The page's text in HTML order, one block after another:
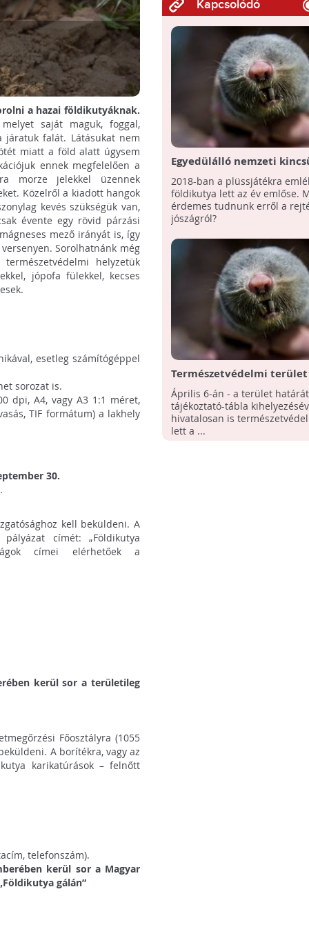
a hazai földikutyáknak.
saját maguk, foggal,
járatuk falát. Látásukat nem
miatt a föld alatt úgysem
ennek megfelelően a
morze jelekkel üzennek
Közelről a kiadott hangok
kevés szükségük van,
évente egy rövid párzási
mező irányát is, így
Sorolhatnánk még
helyzetük
jópofa fülekkel, kecses
esetleg számítógéppel
sorozat is.
dpi, A4, vagy A3 1:1 méret,
TIF formátum) a lakhely
30.
kell beküldeni. A
címét: „Földikutya
címei elérhetőek a
kerül sor a területileg
Főosztályra (1055
A borítékra, vagy az
karikatúrások – felnőtt
telefonszám).
kerül sor a Magyar
gálán”
Kapcsolódó
Egyedülálló nemzeti
földikutya lett az Év Emlőse
2018-ban a plüssjátékra
földikutya lett az év emlőse.
érdemes tudnunk erről a
jószágról?
Természetvédelmi
bajai földikutya-
amely kulcsfontosságú
megóvása terén
Április 6-án - a terület
tájékoztató-tábla
hivatalosan is
lett a ...